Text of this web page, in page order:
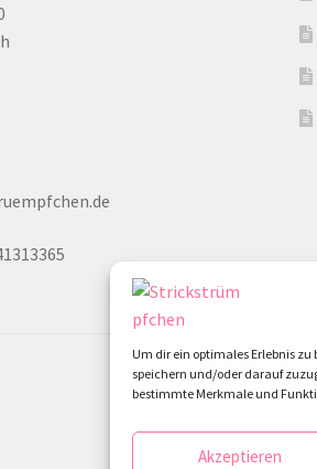
Um dir ein optimales Erlebnis
speichern und/oder darauf
bestimmte Merkmale und
Akzeptieren